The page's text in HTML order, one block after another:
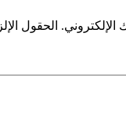
الإلكتروني. الحقول